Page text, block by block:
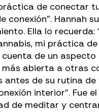
práctica de
conexión”. Hannah
Ella lo
mi práctica
de un
abierta a otras
de su rutina
interior”. Fue
de meditar y